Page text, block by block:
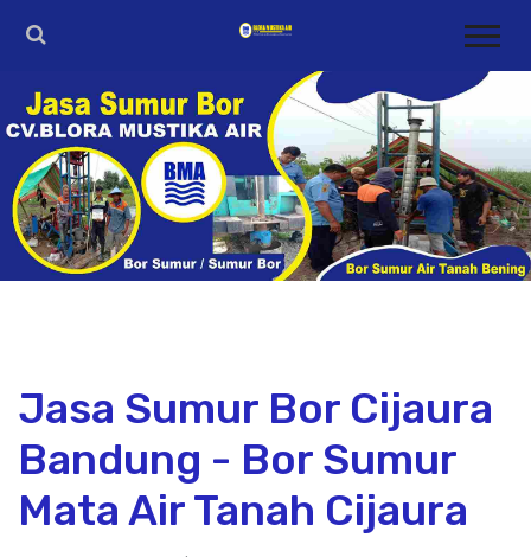
Jasa Sumur Bor Cijaura
Bandung - Bor Sumur
Mata Air Tanah Cijaura